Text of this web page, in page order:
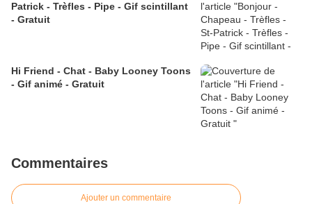
Patrick - Trèfles - Pipe - Gif scintillant
- Gratuit
Hi Friend - Chat - Baby Looney Toons
- Gif animé - Gratuit
Commentaires
Ajouter un commentaire